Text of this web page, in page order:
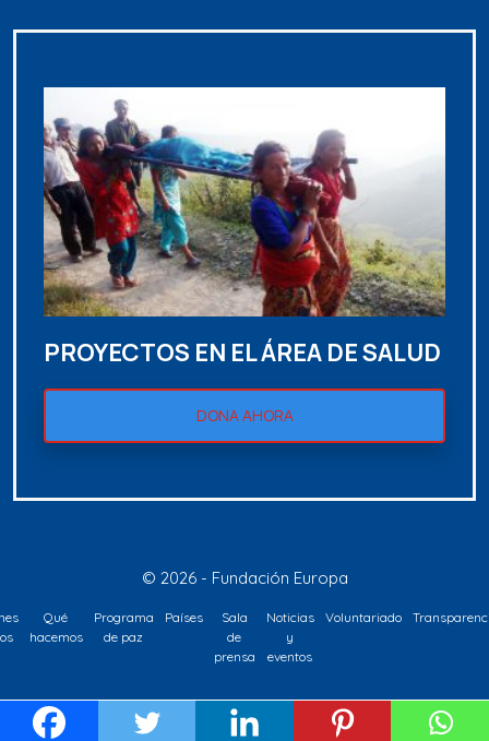
PROYECTOS EN EL ÁREA DE SALUD
DONA AHORA
© 2026 - Fundación Europa
Qué
hacemos
Programa
de paz
Países
Sala
de
prensa
Noticias
y
eventos
Voluntariado